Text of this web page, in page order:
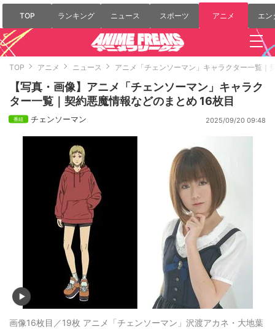
TOP ランキング ニュース スポーツ アニメ エン
TOP アニメ ニュース アニメ「チェンソーマン」キャラクター一覧｜
【写真・画像】アニメ「チェンソーマン」キャラク
ター一覧｜契約悪魔情報などのまとめ 16枚目
チェンソーマン 2025/09/20 09:48
画像16枚目／19枚 アニメ「チェンソーマン」沢渡アカネ・大地葉